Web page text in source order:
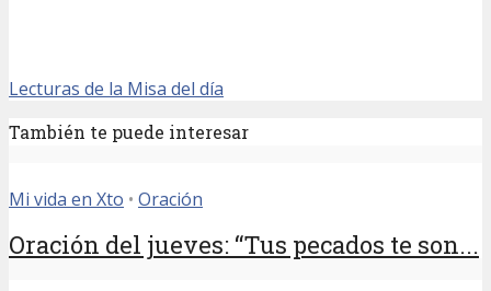
Lecturas de la Misa del día
También te puede interesar
Mi vida en Xto • Oración
Oración del jueves: “Tus pecados te son...